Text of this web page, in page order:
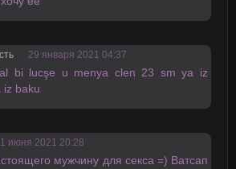
29 января 2021 04:37
bi lucşe u menya clen 23 sm ya iz
iz baku
июня 2021 20:28
мyжчину для сексa =) Вaтсап